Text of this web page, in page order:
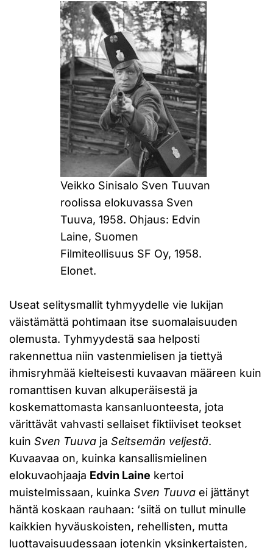
Veikko Sinisalo Sven Tuuvan
roolissa elokuvassa Sven
Tuuva, 1958. Ohjaus: Edvin
Laine, Suomen
Filmiteollisuus SF Oy, 1958.
Elonet.
Useat selitysmallit tyhmyydelle vie lukijan
väistämättä pohtimaan itse suomalaisuuden
olemusta. Tyhmyydestä saa helposti
rakennettua niin vastenmielisen ja tiettyä
ihmisryhmää kielteisesti kuvaavan määreen kuin
romanttisen kuvan alkuperäisestä ja
koskemattomasta kansanluonteesta, jota
värittävät vahvasti sellaiset fiktiiviset teokset
kuin Sven Tuuva ja Seitsemän veljestä.
Kuvaavaa on, kuinka kansallismielinen
elokuvaohjaaja Edvin Laine kertoi
muistelmissaan, kuinka Sven Tuuva ei jättänyt
häntä koskaan rauhaan: ‘siitä on tullut minulle
kaikkien hyväuskoisten, rehellisten, mutta
luottavaisuudessaan jotenkin yksinkertaisten,